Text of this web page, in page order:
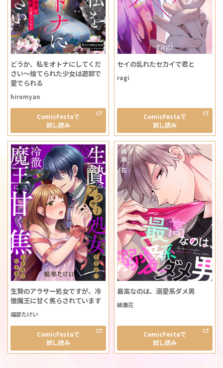
どうか、私をオトナにしてくだ
さい～捨てられた少女は遊郭で
愛でられる
hiromyan
ComicFestaで
試し読み
セイの乱れたセカイで君と
ragi
ComicFestaで
試し読み
生贄のアラサー処女ですが、冷
徹魔王に甘く焦らされています
福部たけい
ComicFestaで
試し読み
最高なのは、溺愛系ダメ男
綿瀬花
ComicFestaで
試し読み